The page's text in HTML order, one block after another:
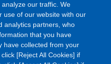
our traffic. We
use of our website with our
analytics partners, who
that you have
have collected from your
[Reject All Cookies] if